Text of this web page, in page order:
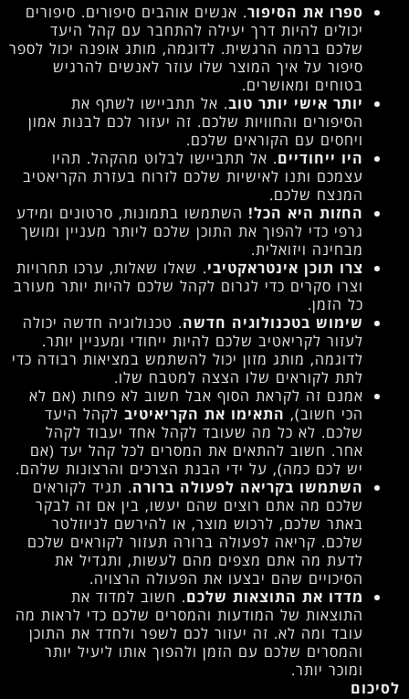
ספרו את הסיפור. אנשים אוהבים סיפורים. סיפורים
יכולים להיות דרך יעילה להתחבר עם קהל היעד
שלכם ברמה הרגשית. לדוגמה, מותג אופנה יכול לספר
סיפור על איך המוצר שלו עוזר לאנשים להרגיש
בטוחים ומאושרים.
יותר אישי יותר טוב. אל תתביישו לשתף את
הסיפורים והחוויות שלכם. זה יעזור לכם לבנות אמון
ויחסים עם הקוראים שלכם.
היו ייחודיים. אל תתביישו לבלוט מהקהל. תהיו
עצמכם ותנו לאישיות שלכם לזרוח בעזרת הקריאטיב
המנצח שלכם.
החזות היא הכל! השתמשו בתמונות, סרטונים ומידע
גרפי כדי להפוך את התוכן שלכם ליותר מעניין ומושך
מבחינה ויזואלית.
צרו תוכן אינטראקטיבי. שאלו שאלות, ערכו תחרויות
וצרו סקרים כדי לגרום לקהל שלכם להיות יותר מעורב
כל הזמן.
שימוש בטכנולוגיה חדשה. טכנולוגיה חדשה יכולה
לעזור לקריאטיב שלכם להיות ייחודי ומעניין יותר.
לדוגמה, מותג מזון יכול להשתמש במציאות רבודה כדי
לתת לקוראים שלו הצצה למטבח שלו.
אמנם זה לקראת הסוף אבל חשוב לא פחות (אם לא
הכי חשוב), התאימו את הקריאיטיב לקהל היעד
שלכם. לא כל מה שעובד לקהל אחד יעבוד לקהל
אחר. חשוב להתאים את המסרים לכל קהל יעד (אם
יש לכם כמה), על ידי הבנת הצרכים והרצונות שלהם.
השתמשו בקריאה לפעולה ברורה. תגיד לקוראים
שלכם מה אתם רוצים שהם יעשו, בין אם זה לבקר
באתר שלכם, לרכוש מוצר, או להירשם לניוזלטר
שלכם. קריאה לפעולה ברורה תעזור לקוראים שלכם
לדעת מה אתם מצפים מהם לעשות, ותגדיל את
הסיכויים שהם יבצעו את הפעולה הרצויה.
מדדו את התוצאות שלכם. חשוב למדוד את
התוצאות של המודעות והמסרים שלכם כדי לראות מה
עובד ומה לא. זה יעזור לכם לשפר ולחדד את התוכן
והמסרים שלכם עם הזמן ולהפוך אותו ליעיל יותר
ומוכר יותר.
לסיכום